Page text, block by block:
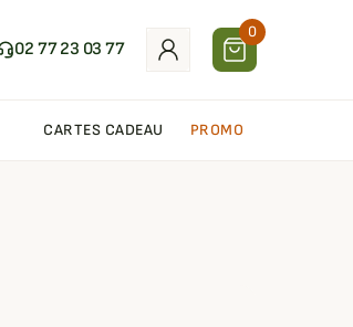
02 77 23 03 77
0
CARTES CADEAU PROMO